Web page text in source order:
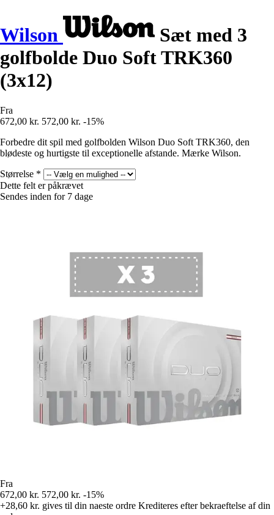
Wilson
Sæt med 3
golfbolde Duo Soft TRK360
(3x12)
Fra
672,00 kr. 572,00 kr. -15%
Forbedre dit spil med golfbolden Wilson Duo Soft TRK360, den
blødeste og hurtigste til exceptionelle afstande. Mærke Wilson.
Størrelse *
Dette felt er påkrævet
Sendes inden for 7 dage
Fra
672,00 kr. 572,00 kr. -15%
+28,60 kr. gives til din naeste ordre Krediteres efter bekraeftelse af din